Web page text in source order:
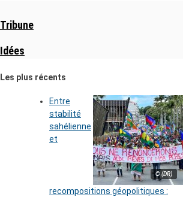
Tribune
Idées
Les plus récents
© (DR)
Entre
stabilité
sahélienne
et
recompositions géopolitiques :